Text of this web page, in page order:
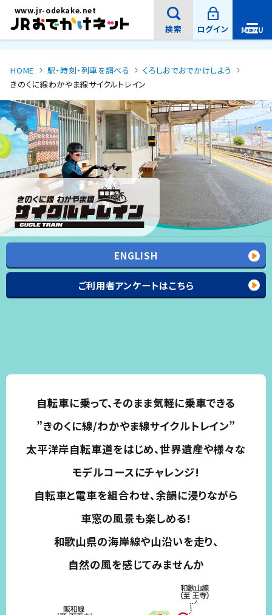
メインコンテンツにスキップ
www.jr-odekake.net
メ
閉
MENU
検索
サイト内検索
サ
イ
ト
内
検
索
：
キ
ワ
ド
だ
い
。
検索
イ
ン
ド
き
ま
ログイン
HOME 駅・時刻・列車を調べる
くろしおでおでかけしよう
きのくに線わかやま線サイクルトレイン
ENGLISH
ご利用者アンケートはこちら
自転車に乗って、そのまま気軽に乗車できる
”きのくに線/わかやま線サイクルトレイン”
太平洋岸自転車道をはじめ、世界遺産や様々な
モデルコースにチャレンジ!
自転車と電車を組合わせ、余韻に浸りながら
車窓の風景も楽しめる!
和歌山県の海岸線や山沿いを走り、
自然の風を感じてみませんか